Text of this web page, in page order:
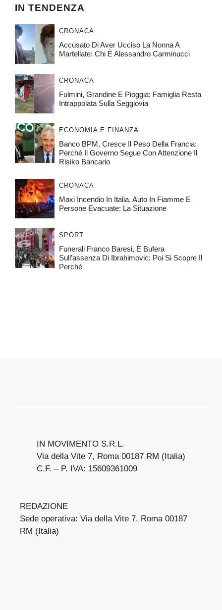
IN TENDENZA
CRONACA
Accusato Di Aver Ucciso La Nonna A
Martellate: Chi È Alessandro Carminucci
CRONACA
Fulmini, Grandine E Pioggia: Famiglia Resta
Intrappolata Sulla Seggiovia
ECONOMIA E FINANZA
Banco BPM, Cresce Il Peso Della Francia:
Perché Il Governo Segue Con Attenzione Il
Risiko Bancario
CRONACA
Maxi Incendio In Italia, Auto In Fiamme E
Persone Evacuate: La Situazione
SPORT
Funerali Franco Baresi, È Bufera
Sull’assenza Di Ibrahimovic: Poi Si Scopre Il
Perché
IN MOVIMENTO S.R.L.
Via della Vite 7, Roma 00187 RM (Italia)
C.F. – P. IVA: 15609361009
REDAZIONE
Sede operativa: Via della Vite 7, Roma 00187
RM (Italia)